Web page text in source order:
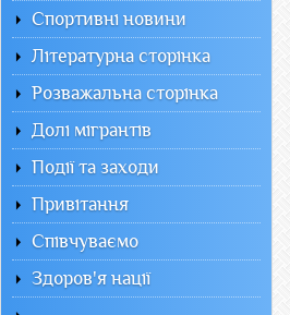
Спортивні новини
Літературна сторінка
Розважальна сторінка
Долі мігрантів
Події та заходи
Привітання
Співчуваємо
Здоров'я нації